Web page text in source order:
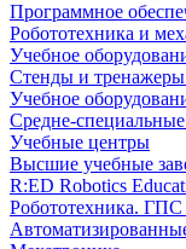
Программное
Робототехника и
Учебное
Стенды и тренажеры
Учебное
Средне-
Учебные центры
Высшие учебные
R:ED Robotics
Робототехника.